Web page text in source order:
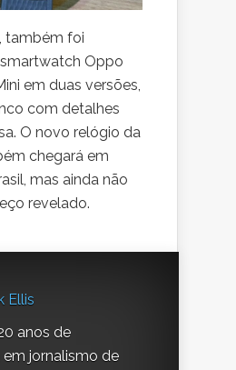
também foi
Oppo
em duas versões,
com detalhes
O novo relógio da
chegará em
mas ainda não
revelado.
Ellis
anos de
em jornalismo de